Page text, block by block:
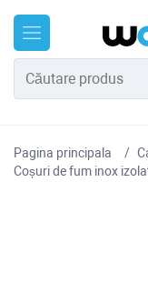
Pagina principala
Coșuri de fum inox